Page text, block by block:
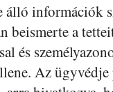
álló információk
beismerte a
és
Az